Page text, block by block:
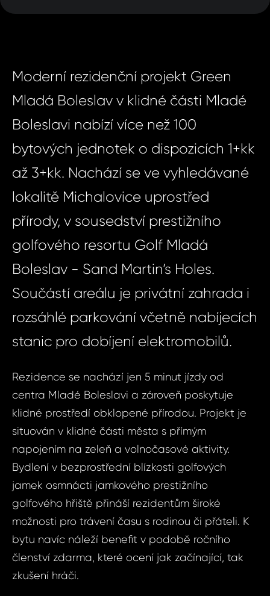
Moderní rezidenční projekt Green
Mladá Boleslav v klidné části Mladé
Boleslavi nabízí více než 100
bytových jednotek o dispozicích 1+kk
až 3+kk. Nachází se ve vyhledávané
lokalitě Michalovice uprostřed
přírody, v sousedství prestižního
golfového resortu Golf Mladá
Boleslav - Sand Martin’s Holes.
Součástí areálu je privátní zahrada i
rozsáhlé parkování včetně nabíjecích
stanic pro dobíjení elektromobilů.
Rezidence se nachází jen 5 minut jízdy od
centra Mladé Boleslavi a zároveň poskytuje
klidné prostředí obklopené přírodou. Projekt je
situován v klidné části města s přímým
napojením na zeleň a volnočasové aktivity.
Bydlení v bezprostřední blízkosti golfových
jamek osmnácti jamkového prestižního
golfového hřiště přináší rezidentům široké
možnosti pro trávení času s rodinou či přáteli. K
bytu navíc náleží benefit v podobě ročního
členství zdarma, které ocení jak začínající, tak
zkušení hráči.